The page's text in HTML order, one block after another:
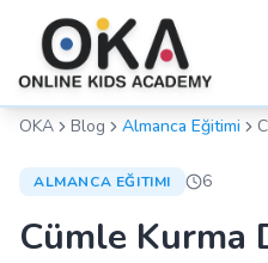
OKA Blog Almanca Eğitimi
ALMANCA EĞITIMI 6
Cümle Kurma